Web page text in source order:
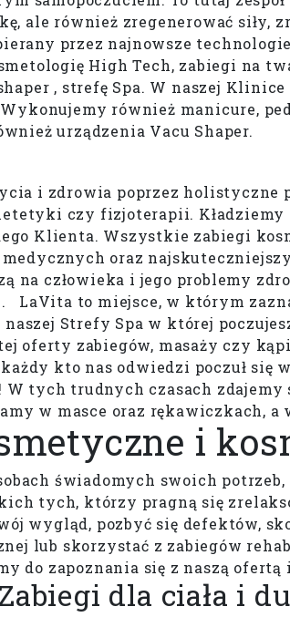
ale również zregenerować siły,
przez najnowsze
High Tech, zabiegi na
, strefę Spa. W naszej
również manicure,
urządzenia Vacu Shaper.
i zdrowia poprzez
czy fizjoterapii.
Klienta. Wszystkie zabiegi
oraz
na człowieka i jego problemy
to miejsce, w którym
Strefy Spa w której
oferty zabiegów, masaży czy
kto nas odwiedzi poczuł się
tych trudnych czasach
w masce oraz rękawiczkach,
i
świadomych swoich
tych, którzy pragną się
wygląd, pozbyć się defektów,
lub skorzystać z zabiegów
do zapoznania się z naszą
Zabiegi dla ciała i